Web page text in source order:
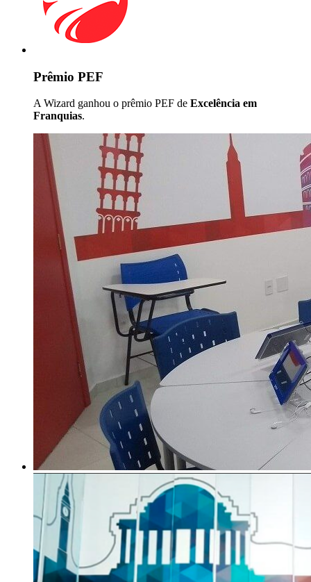
Prêmio PEF
A Wizard ganhou o prêmio PEF de Excelência em
Franquias.